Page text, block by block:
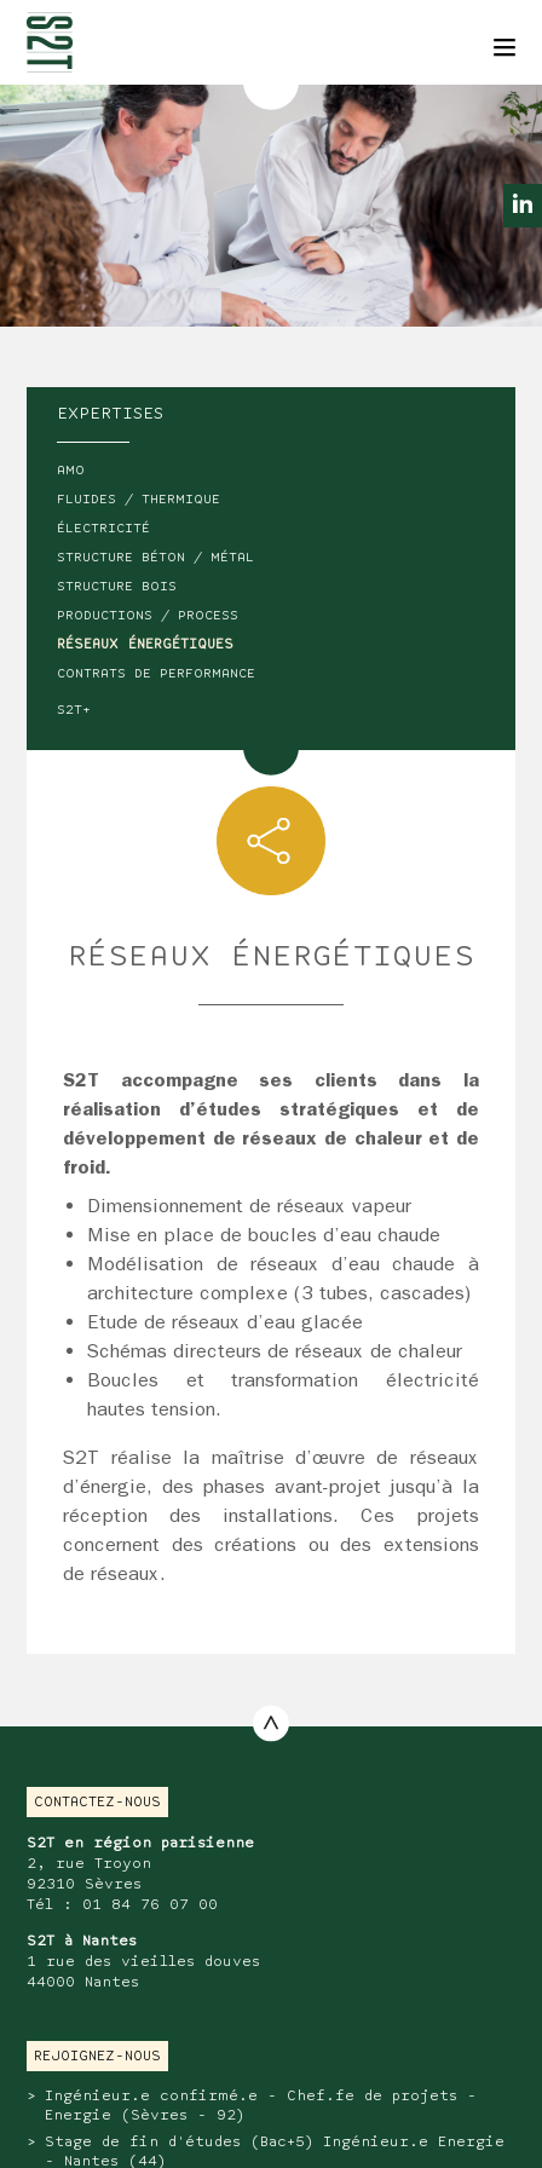
NEWSLETTERS
CONTACT
EXPERTISES
AMO
FLUIDES / THERMIQUE
ÉLECTRICITÉ
STRUCTURE BÉTON / MÉTAL
STRUCTURE BOIS
PRODUCTIONS / PROCESS
RÉSEAUX ÉNERGÉTIQUES
CONTRATS DE PERFORMANCE
S2T+
RÉSEAUX ÉNERGÉTIQUES
S2T accompagne ses clients dans la
réalisation d’études stratégiques et de
développement de réseaux de chaleur et de
froid.
Dimensionnement de réseaux vapeur
Mise en place de boucles d’eau chaude
Modélisation de réseaux d’eau chaude à
architecture complexe (3 tubes, cascades)
Etude de réseaux d’eau glacée
Schémas directeurs de réseaux de chaleur
Boucles et transformation électricité
hautes tension.
S2T réalise la maîtrise d’œuvre de réseaux
d’énergie, des phases avant-projet jusqu’à la
réception des installations. Ces projets
concernent des créations ou des extensions
de réseaux.
CONTACTEZ-NOUS
S2T en région parisienne
2, rue Troyon
92310 Sèvres
Tél : 01 84 76 07 00
S2T à Nantes
1 rue des vieilles douves
44000 Nantes
REJOIGNEZ-NOUS
Ingénieur.e confirmé.e - Chef.fe de projets -
Energie (Sèvres - 92)
Stage de fin d'études (Bac+5) Ingénieur.e Energie
- Nantes (44)